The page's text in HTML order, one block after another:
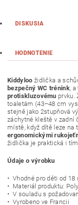
DISKUSIA
HODNOTENIE
Kiddyloo židlička a
bezpečný WC trénink,
protiskluzovému prvku.
toaletám (43–48 cm
stejně jako 2stupňová
záchytné kleště v zadní
místě, když dítě leze na
ergonomickými
židlička je praktická i
Údaje o výrobku
• Vhodné pro děti od
• Materiál produktu:
• V souladu s
• Vyrobeno ve Francii